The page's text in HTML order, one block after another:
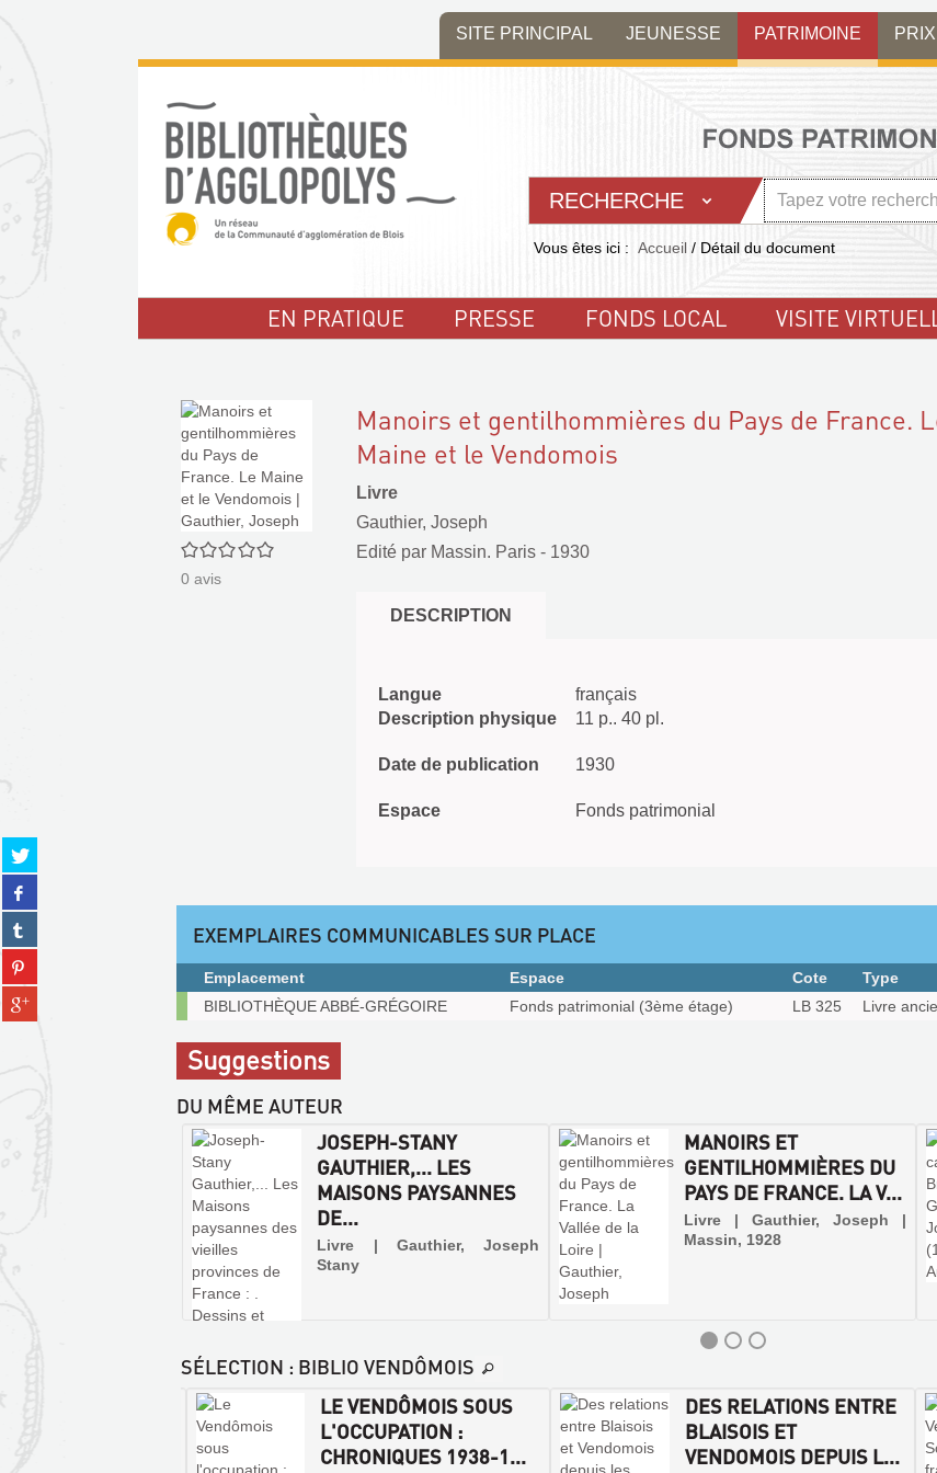
menu
contenu
la
SITE PRINCIPAL JEUNESSE PATRIMOINE
RECHERCHE
Vous êtes ici : Accueil / Détail du document
EN PRATIQUE PRESSE FONDS LOCAL VISITE
Partager
sur
twitter
(Nouvelle
fenêtre)
Partager
sur
facebook
(Nouvelle
fenêtre)
Partager
sur
tumblr
(Nouvelle
fenêtre)
Partager
sur
pinterest
(Nouvelle
Partager
sur
0/5
0 avis
Manoirs et gentilhommières du Pays de France.
Maine et le Vendomois
Livre
Gauthier, Joseph
Edité par Massin. Paris - 1930
DESCRIPTION
Langue
français
Description physique
11 p.. 40 pl.
Date de publication 1930
Espace Fonds patrimonial
EXEMPLAIRES COMMUNICABLES SUR PLACE
Exemplaires
communicables
sur
place
Emplacement Espace Cote Type
BIBLIOTHÈQUE ABBÉ-GRÉGOIRE
Fonds patrimonial (3ème étage) LB 325 Livre
Suggestions
DU MÊME AUTEUR
MANOIRS ET
GENTILHOMMIÈRES DU
PAYS DE FRANCE. LA V...
Livre | Gauthier, Joseph |
Massin, 1928
JOSEPH-STANY
GAUTHIER,... LES
MAISONS PAYSANNES
DE...
Livre | Gauthier, Joseph
Stany
SÉLECTION : BIBLIO VENDÔMOIS
DES RELATIONS ENTRE
BLAISOIS ET
VENDOMOIS DEPUIS L...
LE VENDÔMOIS SOUS
L'OCCUPATION :
CHRONIQUES 1938-1...